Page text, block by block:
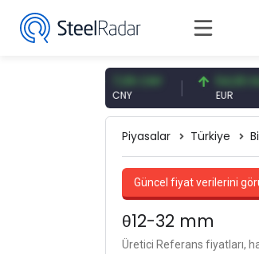
54,93 EUR
EUR
Piyasalar Türkiye
Güncel fiyat verilerini
θ12-32 mm
Üretici Referans fiyatları,